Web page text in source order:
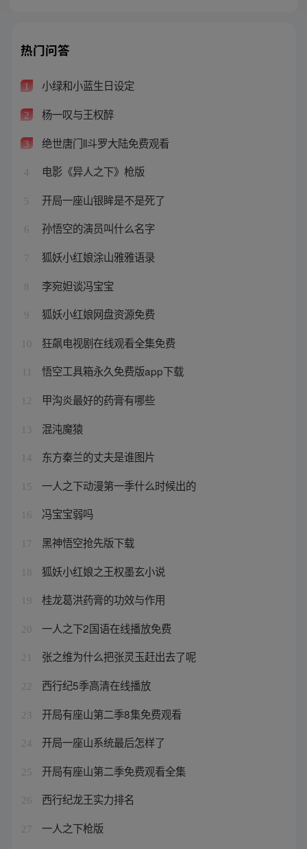
热门问答
1 小绿和小蓝生日设定
2 杨一叹与王权醉
3 绝世唐门ll斗罗大陆免费观看
4 电影《异人之下》枪版
5 开局一座山银眸是不是死了
6 孙悟空的演员叫什么名字
7 狐妖小红娘涂山雅雅语录
8 李宛妲谈冯宝宝
9 狐妖小红娘网盘资源免费
10 狂飙电视剧在线观看全集免费
悟空工具箱永久免费版app下载
12 甲沟炎最好的药膏有哪些
13 混沌魔猿
14 东方秦兰的丈夫是谁图片
15 一人之下动漫第一季什么时候出的
16 冯宝宝弱吗
17 黑神悟空抢先版下载
18 狐妖小红娘之王权墨玄小说
19 桂龙葛洪药膏的功效与作用
20 一人之下2国语在线播放免费
21 张之维为什么把张灵玉赶出去了呢
22 西行纪5季高清在线播放
23 开局有座山第二季8集免费观看
24 开局一座山系统最后怎样了
25 开局有座山第二季免费观看全集
26 西行纪龙王实力排名
27
一人之下枪版